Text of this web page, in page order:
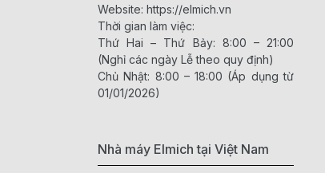
Website: https://elmich.vn
Thời gian làm việc:
Thứ Hai – Thứ Bảy: 8:00 – 21:00
(Nghỉ các ngày Lễ theo quy định)
Chủ Nhật: 8:00 – 18:00 (Áp dụng từ
01/01/2026)
Nhà máy Elmich tại Việt Nam